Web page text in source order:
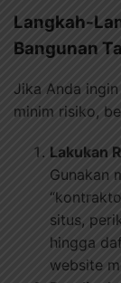
Langkah-
Bangunan
Jika Anda
minim risiko,
Lakukan
Gunakan
situs,
hingga
website